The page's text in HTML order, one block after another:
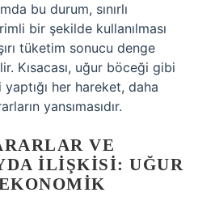
bu durum, sınırlı
bir şekilde kullanılması
tüketim sonucu denge
Kısacası, uğur böceği gibi
yaptığı her hareket, daha
yansımasıdır.
VE
İLIŞKISI: UĞUR